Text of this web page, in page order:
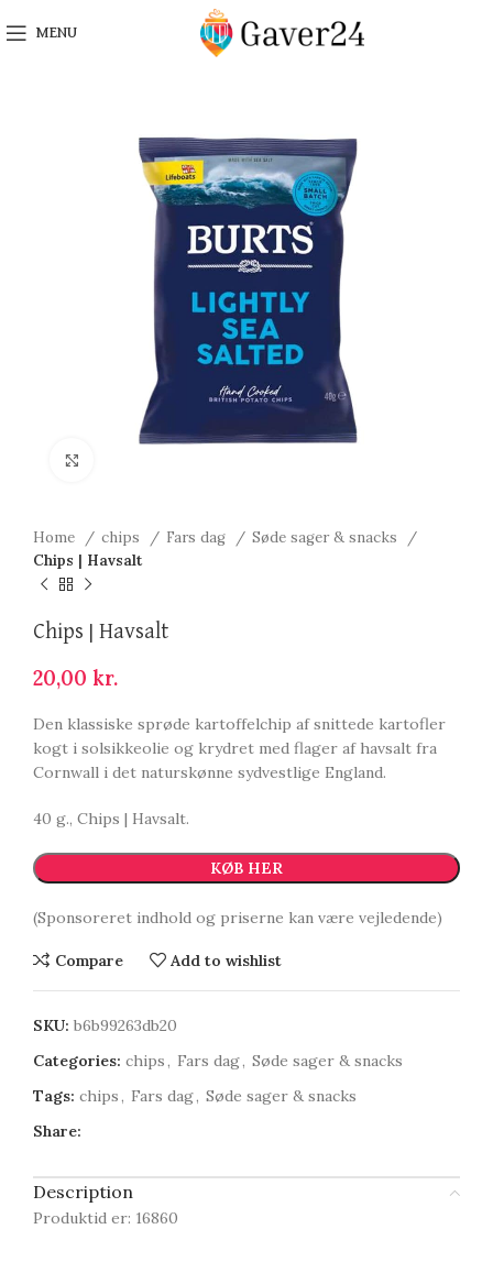
MENU
Home chips Fars dag
Søde sager & snacks
Chips | Havsalt
Chips | Havsalt
20,00 kr.
Den klassiske sprøde kartoffelchip af snittede kartofler
kogt i solsikkeolie og krydret med flager af havsalt fra
Cornwall i det naturskønne sydvestlige England.
40 g., Chips | Havsalt.
KØB HER
(Sponsoreret indhold og priserne kan være vejledende)
Compare Add to wishlist
SKU: b6b99263db20
Categories: chips, Fars dag, Søde sager & snacks
Tags: chips, Fars dag, Søde sager & snacks
Share:
Description
Produktid er: 16860